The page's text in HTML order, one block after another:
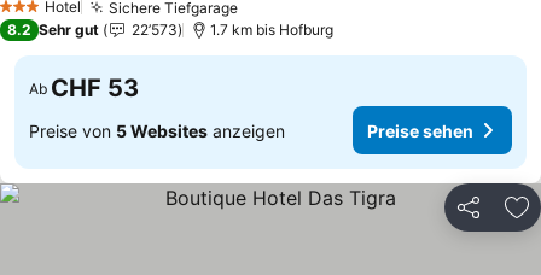
3 SterneHotel Sichere Tiefgarage
8.2 Sehr gut 22’573 1.7 km bis Hofburg
Ab CHF 53
Preise von 5 Websites anzeigen Preise sehen
Teilen